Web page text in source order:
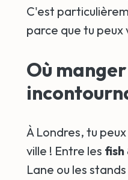
C'est
parce que tu
Où
À Londres, tu
ville ! Entre les fish
Lane ou les